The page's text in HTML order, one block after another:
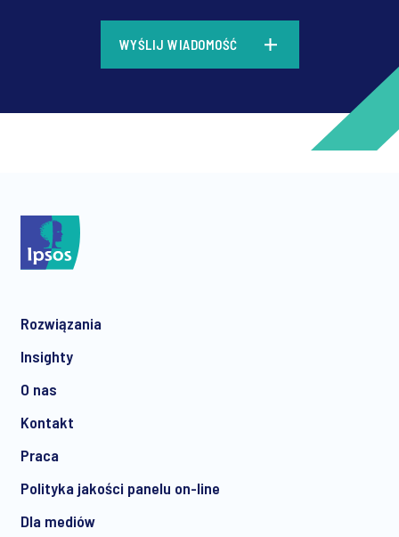
*
WYŚLIJ WIADOMOŚĆ
Rozwiązania
Insighty
O nas
Kontakt
Praca
Polityka jakości panelu on-line
Dla mediów